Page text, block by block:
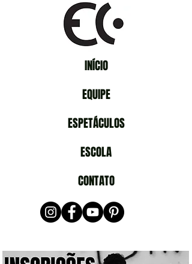
INÍCIO
EQUIPE
ESPETÁCULOS
CONTATO
ESCOLA